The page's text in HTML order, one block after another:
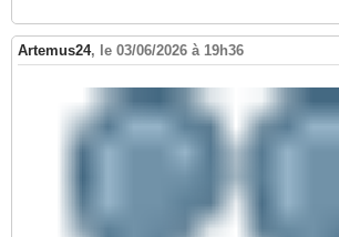
Artemus24, le 03/06/2026 à 19h36